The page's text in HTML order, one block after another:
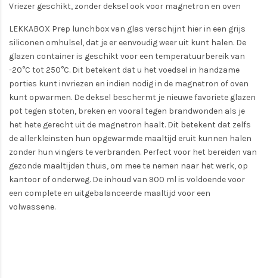
Vriezer geschikt, zonder deksel ook voor magnetron en oven
LEKKABOX Prep lunchbox van glas verschijnt hier in een grijs
siliconen omhulsel, dat je er eenvoudig weer uit kunt halen. De
glazen container is geschikt voor een temperatuurbereik van
-20°C tot 250°C. Dit betekent dat u het voedsel in handzame
porties kunt invriezen en indien nodig in de magnetron of oven
kunt opwarmen. De deksel beschermt je nieuwe favoriete glazen
pot tegen stoten, breken en vooral tegen brandwonden als je
het hete gerecht uit de magnetron haalt. Dit betekent dat zelfs
de allerkleinsten hun opgewarmde maaltijd eruit kunnen halen
zonder hun vingers te verbranden. Perfect voor het bereiden van
gezonde maaltijden thuis, om mee te nemen naar het werk, op
kantoor of onderweg. De inhoud van 900 ml is voldoende voor
een complete en uitgebalanceerde maaltijd voor een
volwassene.